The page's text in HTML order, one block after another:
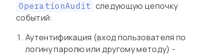
OperationAudit следующую цепочку
событий:
Аутентификация (вход пользователя по
логину паролю или другому методу) -